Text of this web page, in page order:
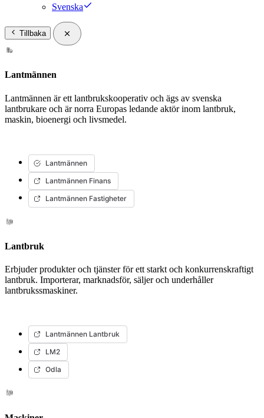
Svenska
Tillbaka
Lantmännen
Lantmännen är ett lantbrukskooperativ och ägs av svenska
lantbrukare och är norra Europas ledande aktör inom lantbruk,
maskin, bioenergi och livsmedel.
Lantmännen
Lantmännen Finans
Lantmännen Fastigheter
Lantbruk
Erbjuder produkter och tjänster för ett starkt och konkurrenskraftigt
lantbruk. Importerar, marknadsför, säljer och underhåller
lantbrukssmaskiner.
Lantmännen Lantbruk
LM2
Odla